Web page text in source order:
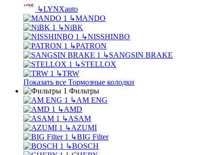
↳LYNXauto
↳MANDO
↳NiBK
↳NISSHINBO
↳PATRON
↳SANGSIN BRAKE
↳STELLOX
↳TRW
Показать все Тормозные колодки
Фильтры
↳AM ENG
↳AMD
↳ASAM
↳AZUMI
↳BIG Filter
↳BOSCH